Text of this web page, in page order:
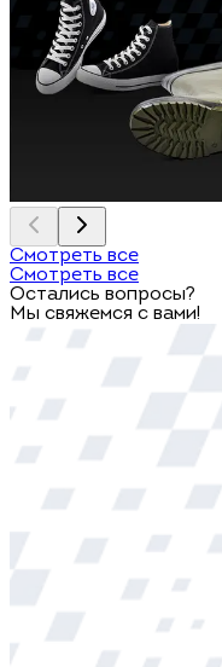
Смотреть все
Смотреть все
Остались вопросы?
Мы свяжемся с вами!